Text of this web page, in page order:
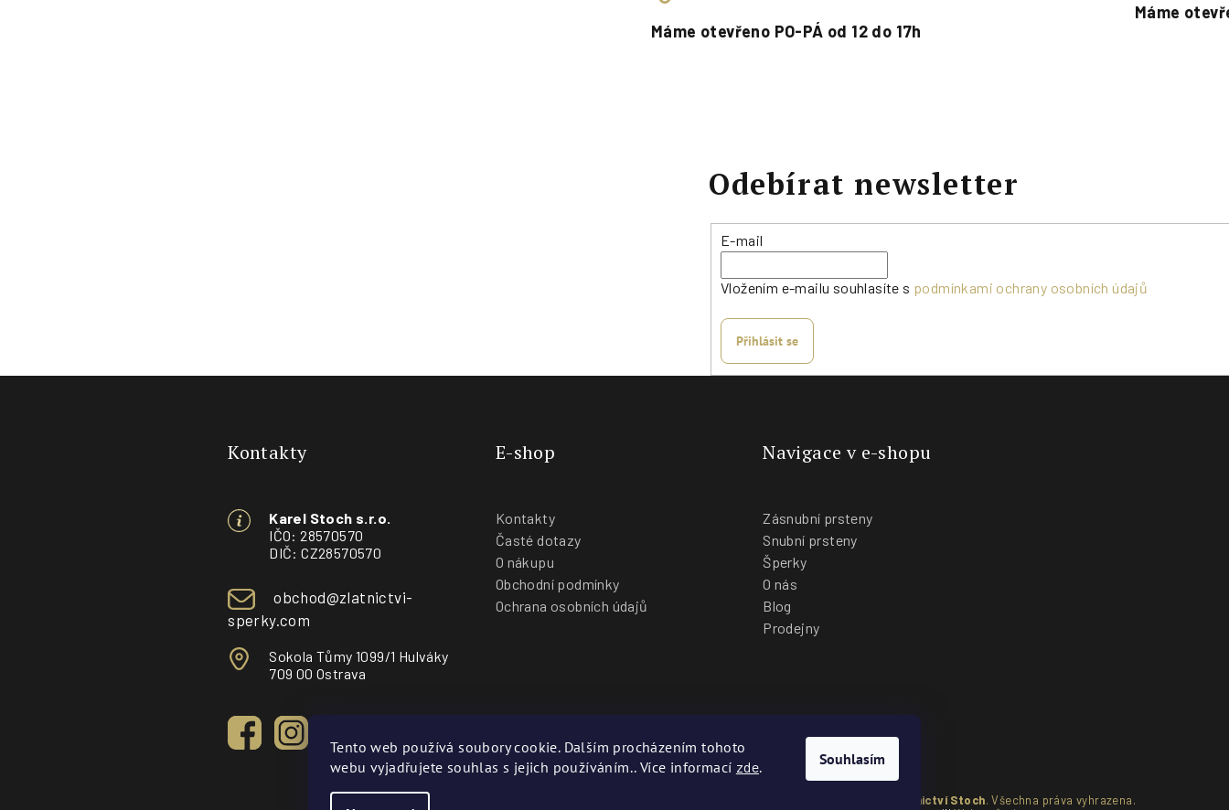
Tento web používá soubory cookie. Dalším procházením tohoto
webu vyjadřujete souhlas s jejich používáním.. Více informací zde. Souhlasím
Máme otevřeno PO-PÁ od 12 do 17h
Máme
Odebírat newsletter
E-mail
Vložením e-mailu souhlasíte s podmínkami ochrany osobních údajů
Přihlásit se
Kontakty
Karel Stoch s.r.o.
IČO: 28570570
DIČ: CZ28570570
obchod@zlatnictvi-
sperky.com
Sokola Tůmy 1099/1 Hulváky
709 00 Ostrava
E-shop
Kontakty
Časté dotazy
O nákupu
Obchodní podmínky
Ochrana osobních údajů
Navigace v e-shopu
Zásnubní prsteny
Snubní prsteny
Šperky
O nás
Blog
Prodejny
Zlatnictví Stoch. Všechna práva vyhrazena.